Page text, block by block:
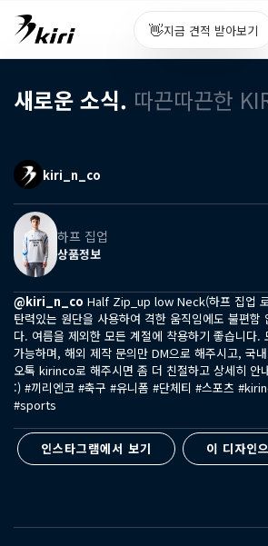
👋지금 견적 받아보기
새로운 소식. 따끈따끈한
kiri_n_co
하프 집업
상품정보
@kiri_n_co Half Zip_up low Neck(하프 집업
탄력있는 원단을 사용하여 격한 움직임에도 불편함
다. 여름을 제외한 모든 계절에 착용하기 좋습니다.
가능하며, 해외 제작 문의만 DM으로 해주시고, 국
오톡 kirinco로 해주시면 좀 더 친절하고 상세히 안
:) #끼리엔코 #축구 #유니폼 #단체티 #스포츠
#sports
인스타그램에서 보기 이 디자인